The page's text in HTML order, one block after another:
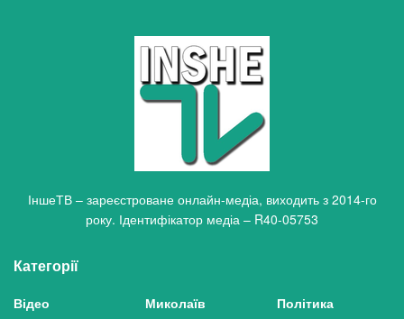
ІншеТВ – зареєстроване онлайн-медіа, виходить з 2014-го
року. Ідентифікатор медіа – R40-05753
Категорії
Відео
Миколаїв
Політика